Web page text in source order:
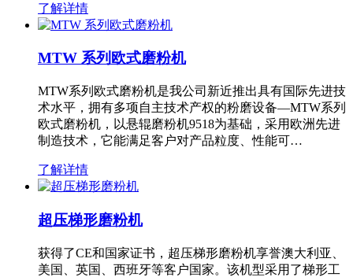
了解详情
MTW 系列欧式磨粉机
MTW系列欧式磨粉机是我公司新近推出具有国际先进技
术水平，拥有多项自主技术产权的粉磨设备—MTW系列
欧式磨粉机，以悬辊磨粉机9518为基础，采用欧洲先进
制造技术，它能满足客户对产品粒度、性能可…
了解详情
超压梯形磨粉机
获得了CE和国家证书，超压梯形磨粉机享誉澳大利亚、
美国、英国、西班牙等客户国家。该机型采用了梯形工